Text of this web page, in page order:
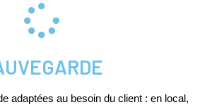
adaptées au besoin du client : en local,